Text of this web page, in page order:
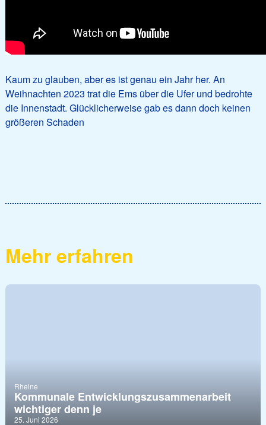
Kaum zu glauben, aber es ist genau ein Jahr her. An
Weihnachten 2023 trat die Ems über die Ufer und bedrohte
die Innenstadt. Glücklicherweise gab es dann doch keinen
größeren Schaden
Mehr erfahren
Rheine
Kommunale Entwicklungszusammenarbeit
wichtiger denn je
25. Juni 2026